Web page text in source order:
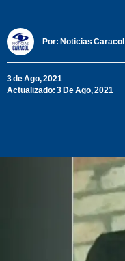
Por: Noticias Caracol
3 de Ago, 2021
Actualizado: 3 De Ago, 2021